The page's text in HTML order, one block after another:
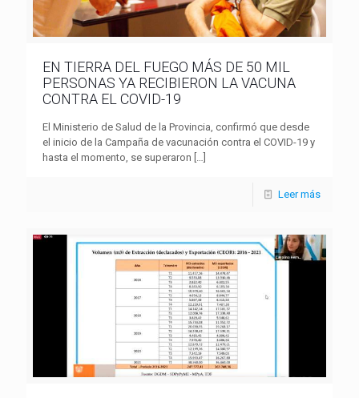
EN TIERRA DEL FUEGO MÁS DE 50 MIL
PERSONAS YA RECIBIERON LA VACUNA
CONTRA EL COVID-19
El Ministerio de Salud de la Provincia, confirmó que desde
el inicio de la Campaña de vacunación contra el COVID-19 y
hasta el momento, se superaron […]
Leer más